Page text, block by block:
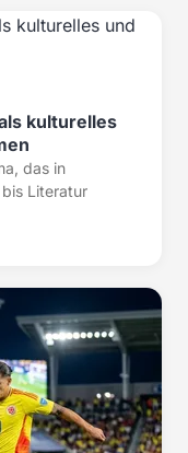
kulturelles
das in
Literatur